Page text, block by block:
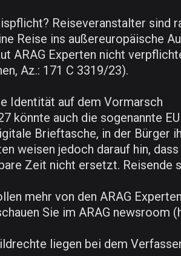
Reiseveranstalter sind
Reise ins außereuropäische
ARAG Experten nicht
Az.: 171 C 3319/23).
Identität auf dem Vormarsch
könnte auch die sogenannte
Brieftasche, in der Bürger
weisen jedoch darauf hin,
Zeit nicht ersetzt. Reisende
mehr von den ARAG
Sie im ARAG
liegen bei dem